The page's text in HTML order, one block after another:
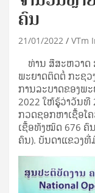
ຄົນ
21/01/2022 VTm
ທ່ານ ສີສະຫວາດ
ພະຍາດຕິດຕໍ່ ກະຊວ
ການລະບາດຂອງພ
2022 ໃຫ້ຮູ້ວ່າວັນທີ
ກວດຊອກຫາເຊືື້ອໂ
ເຊື້ອທັງໝົດ 676 ຄົ
ຄົນ). ບັນດາແຂວງທີ່